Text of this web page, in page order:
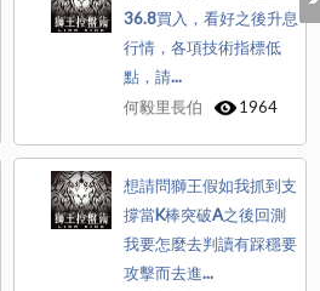
36.8買入，看好之後升息
行情，各項技術指標低
點，請...
何毅里長伯
1964
想請問獅王假如我抓到支
撐當K棒突破A之後回測
我要怎麼去判讀有踩穩要
攻擊而去進...